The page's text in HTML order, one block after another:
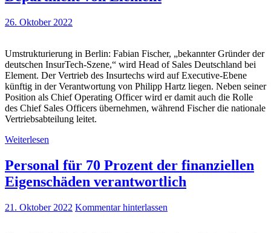
26. Oktober 2022
Umstrukturierung in Berlin: Fabian Fischer, „bekannter Gründer der
deutschen InsurTech-Szene,“ wird Head of Sales Deutschland bei
Element. Der Vertrieb des Insurtechs wird auf Executive-Ebene
künftig in der Verantwortung von Philipp Hartz liegen. Neben seiner
Position als Chief Operating Officer wird er damit auch die Rolle
des Chief Sales Officers übernehmen, während Fischer die nationale
Vertriebsabteilung leitet.
Weiterlesen
Personal für 70 Prozent der finanziellen
Eigenschäden verantwortlich
21. Oktober 2022 Kommentar hinterlassen